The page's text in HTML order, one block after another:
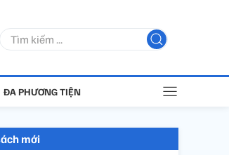
ĐA PHƯƠNG TIỆN
mới